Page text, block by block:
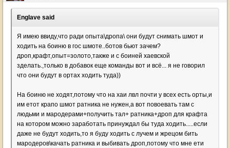
Englave said
Я имею ввиду,что ради опыта\дропа\ они будут снимать шмот и
ходить на боиню в гос шмоте..ботов бьют зачем?
дроп,крафт,опыт=золото,также и с боиней хаевской
зделать.,только в добавок еще команды вот и всё... я не говорил
что они будут в ортах ходить туда))
На боиню не ходят,потому что на хаи лвл почти у всех есть орты,и
им етот крапо шмот ратника не нужен,а вот повоевать там с
людьми и мародерами+получить тал+ ратника+дроп для крафта
на котором можно заработать принуждал бы туда ходить.....если
даже не будут ходить,то я буду ходить с лучем и жрецом бить
мародеров\качать ратника и выбивать дроп,потому что мне ети